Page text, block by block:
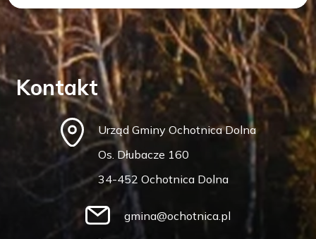
Kontakt
Urząd Gminy Ochotnica Dolna
Os. Dłubacze 160
34-452 Ochotnica Dolna
gmina@ochotnica.pl